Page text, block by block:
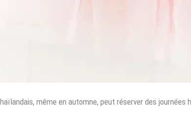
même en automne, peut réserver des journées